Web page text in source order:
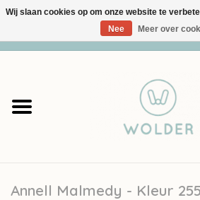
Garens
Accessoires
Annell Malmedy - Kleur
Wij slaan cookies op om onze website te
Nee
Meer over